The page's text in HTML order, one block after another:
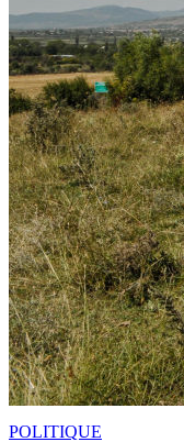
POLITIQUE